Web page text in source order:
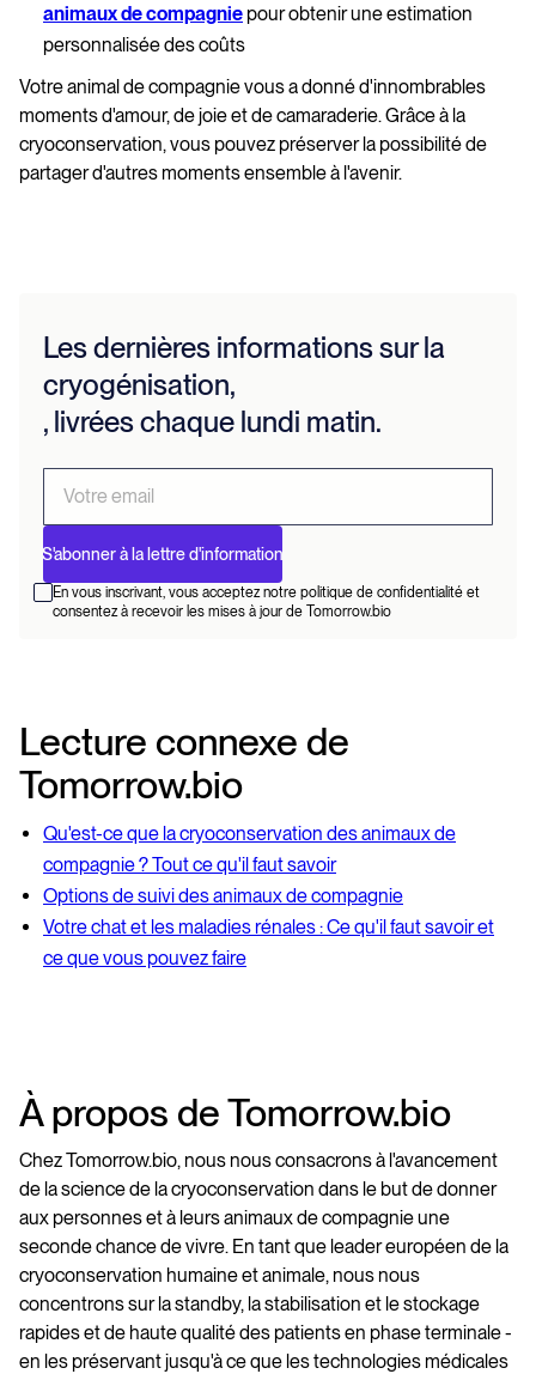
animaux de compagnie pour obtenir une estimation
personnalisée des coûts
Votre animal de compagnie vous a donné d'innombrables
moments d'amour, de joie et de camaraderie. Grâce à la
cryoconservation, vous pouvez préserver la possibilité de
partager d'autres moments ensemble à l'avenir.
Les dernières informations sur la
cryogénisation,
, livrées chaque lundi matin.
En vous inscrivant, vous acceptez notre politique de confidentialité et
consentez à recevoir les mises à jour de Tomorrow.bio
Lecture connexe de
Tomorrow.bio
Qu'est-ce que la cryoconservation des animaux de
compagnie ? Tout ce qu'il faut savoir
Options de suivi des animaux de compagnie
Votre chat et les maladies rénales : Ce qu'il faut savoir et
ce que vous pouvez faire
À propos de Tomorrow.bio
Chez Tomorrow.bio, nous nous consacrons à l'avancement
de la science de la cryoconservation dans le but de donner
aux personnes et à leurs animaux de compagnie une
seconde chance de vivre. En tant que leader européen de la
cryoconservation humaine et animale, nous nous
concentrons sur la standby, la stabilisation et le stockage
rapides et de haute qualité des patients en phase terminale -
en les préservant jusqu'à ce que les technologies médicales